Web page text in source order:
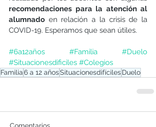
recomendaciones para la atención al
alumnado en relación a la crisis de la
COVID-19. Esperamos que sean útiles.
#6a12años #Familia
#Duelo
#Situacionesdificiles #Colegios
Familia6 a 12 añosSituacionesdifícilesDuelo